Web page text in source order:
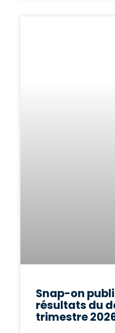
Snap-on
résultats du
trimestre